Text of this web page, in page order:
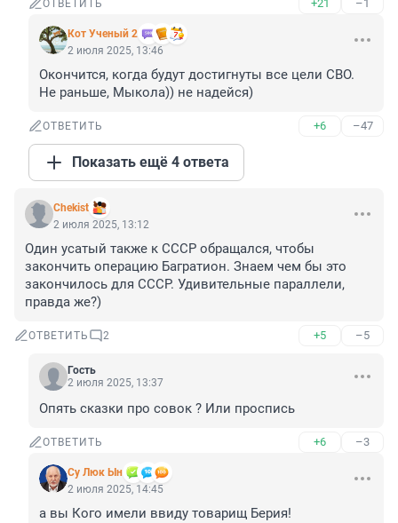
ОТВЕТИТЬ +21 –1
Кот Ученый 2
2 июля 2025, 13:46
Окончится, когда будут достигнуты все цели СВО.
Не раньше, Мыкола)) не надейся)
ОТВЕТИТЬ +6 –47
Показать ещё 4 ответа
Chekist
2 июля 2025, 13:12
Один усатый также к СССР обращался, чтобы
закончить операцию Багратион. Знаем чем бы это
закончилось для СССР. Удивительные параллели,
правда же?)
ОТВЕТИТЬ 2 +5 –5
Гость
2 июля 2025, 13:37
Опять сказки про совок ? Или проспись
ОТВЕТИТЬ +6 –3
Су Люк Ын
2 июля 2025, 14:45
а вы Кого имели ввиду товарищ Берия!